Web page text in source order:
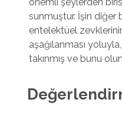
sunmuştur. İşin diğer
entelektüel
aşağılanması
takınmış ve bunu